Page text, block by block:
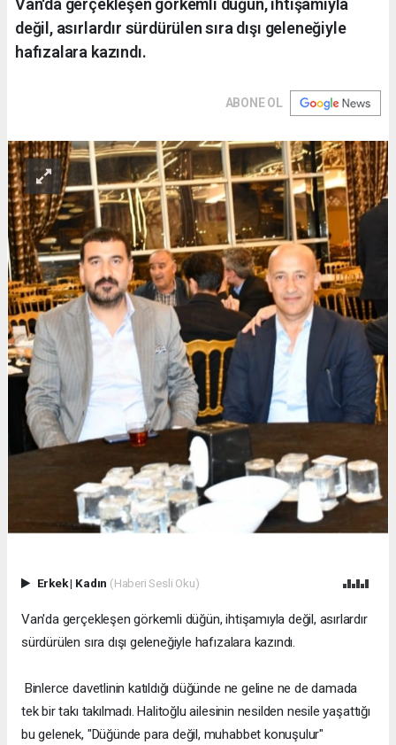
Van'da gerçekleşen görkemli düğün, ihtişamıyla
değil, asırlardır sürdürülen sıra dışı geleneğiyle
hafızalara kazındı.
ABONE OL
Erkek| Kadın (Haberi Sesli Oku)
Van'da gerçekleşen görkemli düğün, ihtişamıyla değil, asırlardır
sürdürülen sıra dışı geleneğiyle hafızalara kazındı.
Binlerce davetlinin katıldığı düğünde ne geline ne de damada
tek bir takı takılmadı. Halitoğlu ailesinin nesilden nesile yaşattığı
bu gelenek, "Düğünde para değil, muhabbet konuşulur"